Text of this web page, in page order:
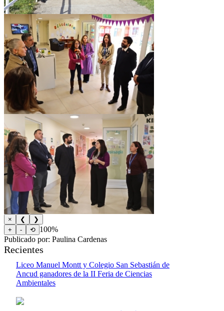
× ❮
❯
+
- ⟲ 100%
Publicado por: Paulina Cardenas
Recientes
Liceo Manuel Montt y Colegio San Sebastián de
Ancud ganadores de la II Feria de Ciencias
Ambientales